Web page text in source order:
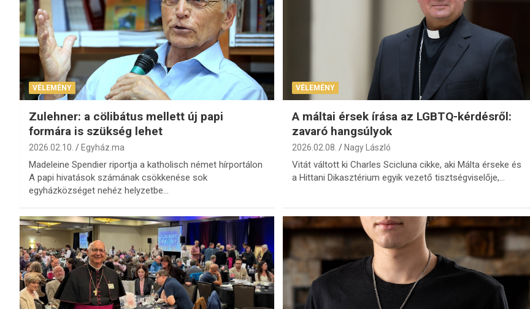
VÉLEMÉNY
Zulehner: a cölibátus mellett új papi
formára is szükség lehet
2026.02.10. Egyház.ma
Madeleine Spendier riportja a katholisch német hírportálon
A papi hivatások számának csökkenése sok
egyházközséget nehéz helyzetbe…
VÉLEMÉNY
A máltai érsek írása az LGBTQ-kérdésről:
zavaró hangsúlyok
2026.02.08. Nagy László
Vitát váltott ki Charles Scicluna cikke, aki Málta érseke és
a Hittani Dikasztérium egyik vezető tisztségviselője,…